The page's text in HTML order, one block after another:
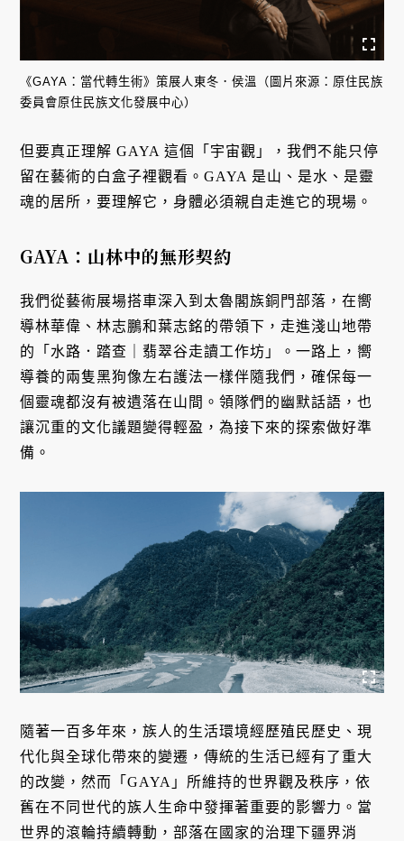
《GAYA：當代轉生術》策展人東冬．侯溫（圖片來源：原住民族
委員會原住民族文化發展中心）
但要真正理解 GAYA 這個「宇宙觀」，我們不能只停
留在藝術的白盒子裡觀看。GAYA 是山、是水、是靈
魂的居所，要理解它，身體必須親自走進它的現場。
GAYA：山林中的無形契約
我們從藝術展場搭車深入到太魯閣族銅門部落，在嚮
導林華偉、林志鵬和葉志銘的帶領下，走進淺山地帶
的「水路．踏查｜翡翠谷走讀工作坊」。一路上，嚮
導養的兩隻黑狗像左右護法一樣伴隨我們，確保每一
個靈魂都沒有被遺落在山間。領隊們的幽默話語，也
讓沉重的文化議題變得輕盈，為接下來的探索做好準
備。
隨著一百多年來，族人的生活環境經歷殖民歷史、現
代化與全球化帶來的變遷，傳統的生活已經有了重大
的改變，然而「GAYA」所維持的世界觀及秩序，依
舊在不同世代的族人生命中發揮著重要的影響力。當
世界的滾輪持續轉動，部落在國家的治理下疆界消